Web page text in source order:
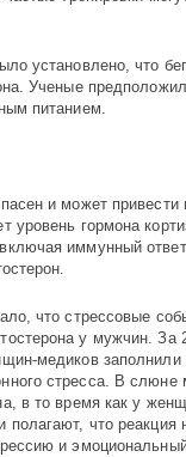
установлено, что
Ученые
питанием.
и может привести
уровень гормона
иммунный
что стрессовые
у мужчин. За
медиков заполнили
стресса. В
в то время как у
что реакция
и